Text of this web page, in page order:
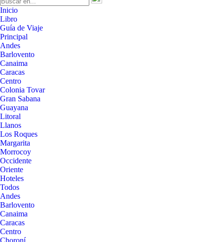
Inicio
Libro
Guía de Viaje
Principal
Andes
Barlovento
Canaima
Caracas
Centro
Colonia Tovar
Gran Sabana
Guayana
Litoral
Llanos
Los Roques
Margarita
Morrocoy
Occidente
Oriente
Hoteles
Todos
Andes
Barlovento
Canaima
Caracas
Centro
Choroní